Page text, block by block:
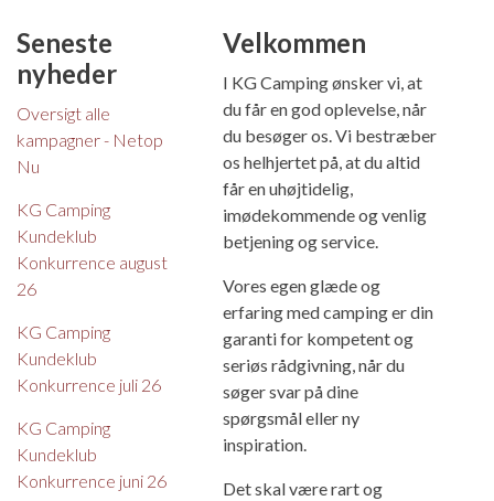
Seneste
nyheder
Oversigt alle
kampagner - Netop
Nu
KG Camping
Kundeklub
Konkurrence august
26
KG Camping
Kundeklub
Konkurrence juli 26
KG Camping
Kundeklub
Konkurrence juni 26
Velkommen
I KG Camping ønsker vi, at
du får en god oplevelse, når
du besøger os. Vi bestræber
os helhjertet på, at du altid
får en uhøjtidelig,
imødekommende og venlig
betjening og service.
Vores egen glæde og
erfaring med camping er din
garanti for kompetent og
seriøs rådgivning, når du
søger svar på dine
spørgsmål eller ny
inspiration.
Det skal være rart og